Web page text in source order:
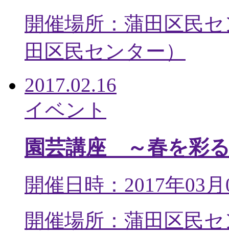
開催場所：蒲田区民
田区民センター ）
2017.02.16
イベント
園芸講座 ～春を彩
開催日時：2017年03
開催場所：蒲田区民